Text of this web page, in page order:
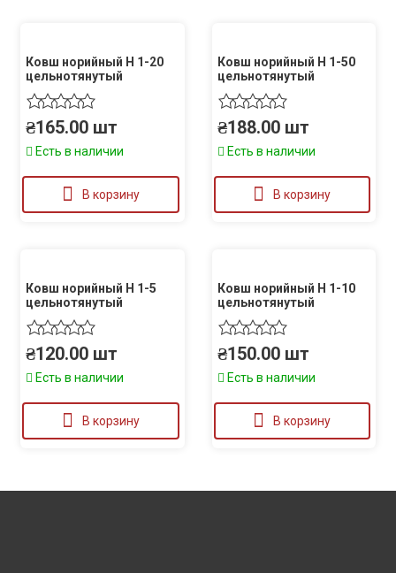
Ковш норийный Н 1-20
цельнотянутый
₴165.00 шт
Есть в наличии
В корзину
Ковш норийный Н 1-50
цельнотянутый
₴188.00 шт
Есть в наличии
В корзину
Ковш норийный Н 1-5
цельнотянутый
₴120.00 шт
Есть в наличии
В корзину
Ковш норийный Н 1-10
цельнотянутый
₴150.00 шт
Есть в наличии
В корзину